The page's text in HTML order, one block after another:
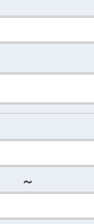
～